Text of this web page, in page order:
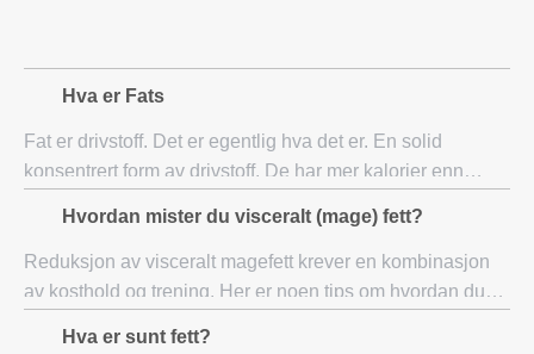
Hva er Fats
Fat er drivstoff. Det er egentlig hva det er. En solid
konsentrert form av drivstoff. De har mer kalorier enn
Hvordan mister du visceralt (mage) fett?
Reduksjon av visceralt magefett krever en kombinasjon
av kosthold og trening. Her er noen tips om hvordan du
Hva er sunt fett?